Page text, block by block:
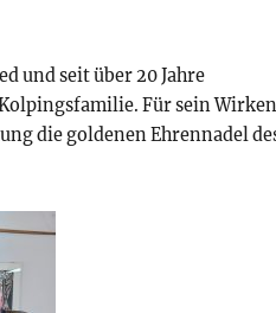
und seit über 20 Jahre
Für sein Wirken
die goldenen Ehrennadel